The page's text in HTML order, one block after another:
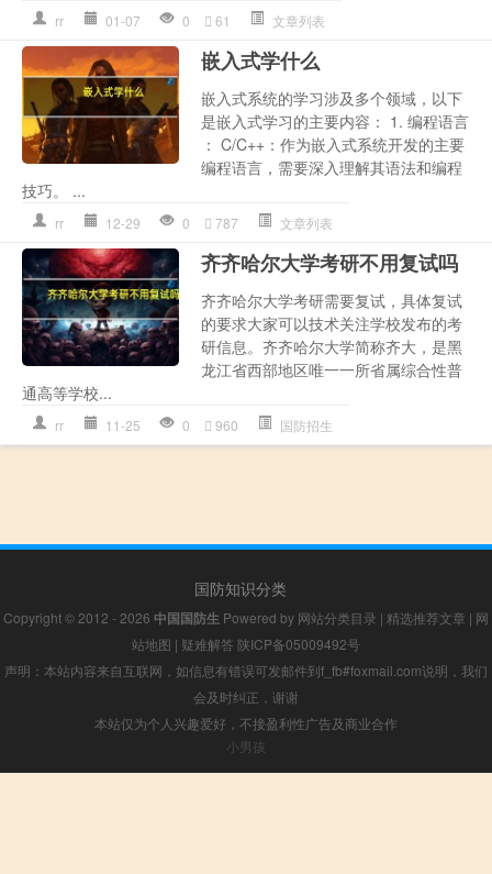
rr 01-07 0 61 文章列表
嵌入式学什么
嵌入式系统的学习涉及多个领域，以下
是嵌入式学习的主要内容： 1. 编程语言
： C/C++：作为嵌入式系统开发的主要
编程语言，需要深入理解其语法和编程
技巧。 ...
rr 12-29 0 787 文章列表
齐齐哈尔大学考研不用复试吗
齐齐哈尔大学考研需要复试，具体复试
的要求大家可以技术关注学校发布的考
研信息。齐齐哈尔大学简称齐大，是黑
龙江省西部地区唯一一所省属综合性普
通高等学校...
rr 11-25 0 960 国防招生
国防知识分类
Copyright © 2012 - 2026 中国国防生 Powered by 网站分类目录 | 精选推荐文章 | 网
站地图 | 疑难解答 陕ICP备05009492号
声明：本站内容来自互联网，如信息有错误可发邮件到f_fb#foxmail.com说明，我们
会及时纠正，谢谢
本站仅为个人兴趣爱好，不接盈利性广告及商业合作
小男孩